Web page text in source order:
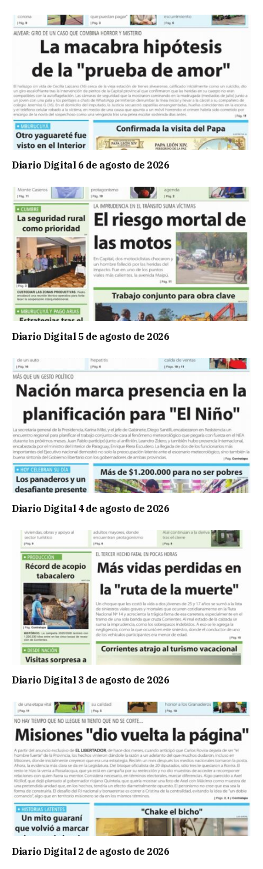
Diario Digital 6 de agosto de 2026
Diario Digital 5 de agosto de 2026
Diario Digital 4 de agosto de 2026
Diario Digital 3 de agosto de 2026
Diario Digital 2 de agosto de 2026